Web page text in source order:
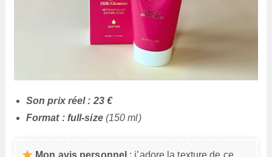
Son prix réel : 23 €
Format : full-size (150 ml)